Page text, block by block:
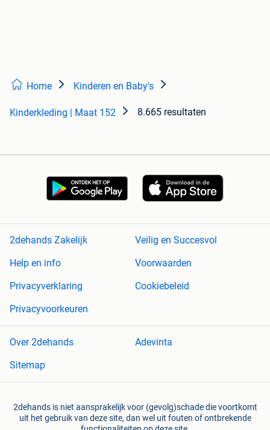
Home Kinderen en Baby's
Kinderkleding | Maat 152 8.665 resultaten
2dehands Zakelijk
Veilig en Succesvol
Help en info
Voorwaarden
Privacyverklaring
Cookiebeleid
Privacyvoorkeuren
Over 2dehands
Adevinta
Sitemap
2dehands is niet aansprakelijk voor (gevolg)schade die voortkomt
uit het gebruik van deze site, dan wel uit fouten of ontbrekende